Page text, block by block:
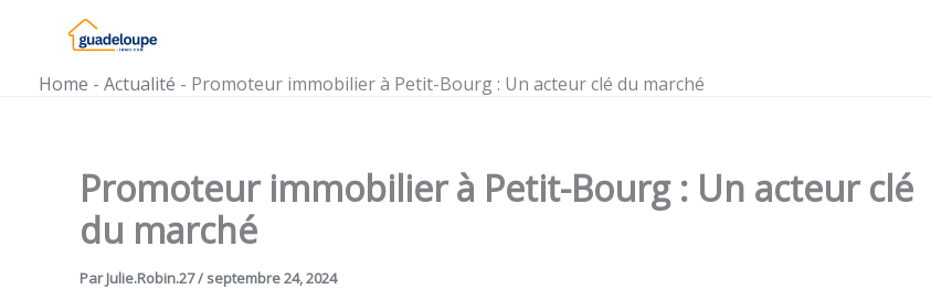
Home - Actualité - Promoteur immobilier à Petit-Bourg : Un acteur clé du marché
Promoteur immobilier à Petit-Bourg : Un acteur clé
du marché
ParJulie.Robin.27/ septembre 24, 2024